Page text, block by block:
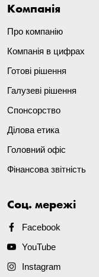
Компанія
Про компанію
Компанія в цифрах
Готові рішення
Галузеві рішення
Спонсорство
Ділова етика
Головний офіс
Фінансова звітність
Соц. мережі
Facebook
YouTube
Instagram